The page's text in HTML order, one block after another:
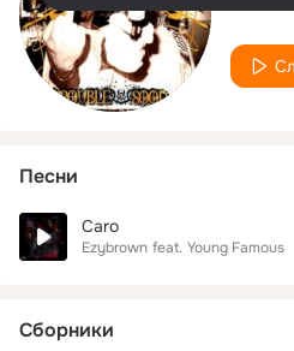
Песни
Caro
Ezybrown feat. Young Famous
Сборники